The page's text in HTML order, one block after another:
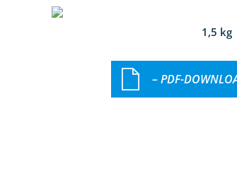
1,5 kg
– PDF-